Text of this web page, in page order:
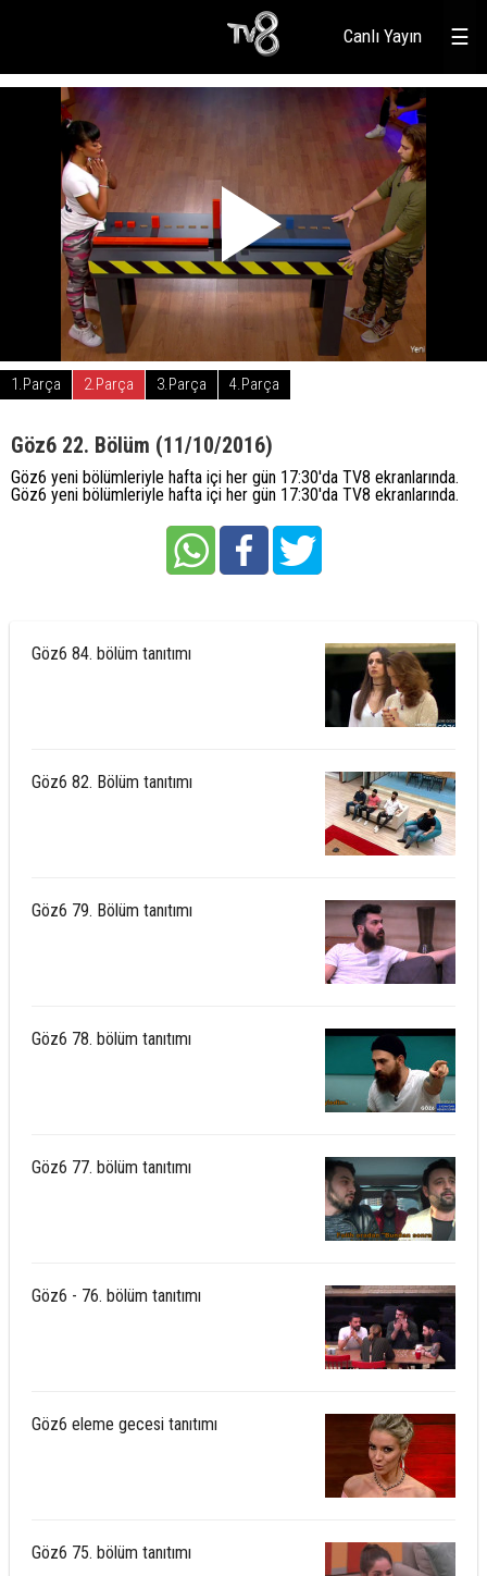
☰
Canlı Yayın
1.Parça 2.Parça 3.Parça 4.Parça
Göz6 22. Bölüm (11/10/2016)
Göz6 yeni bölümleriyle hafta içi her gün 17:30'da TV8 ekranlarında.
Göz6 yeni bölümleriyle hafta içi her gün 17:30'da TV8 ekranlarında.
Göz6 84. bölüm tanıtımı
Göz6 82. Bölüm tanıtımı
Göz6 79. Bölüm tanıtımı
Göz6 78. bölüm tanıtımı
Göz6 77. bölüm tanıtımı
Göz6 - 76. bölüm tanıtımı
Göz6 eleme gecesi tanıtımı
Göz6 75. bölüm tanıtımı